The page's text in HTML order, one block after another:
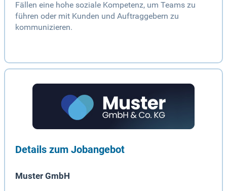
Fällen eine hohe soziale Kompetenz, um Teams zu
führen oder mit Kunden und Auftraggebern zu
kommunizieren.
Details zum Jobangebot
Muster GmbH